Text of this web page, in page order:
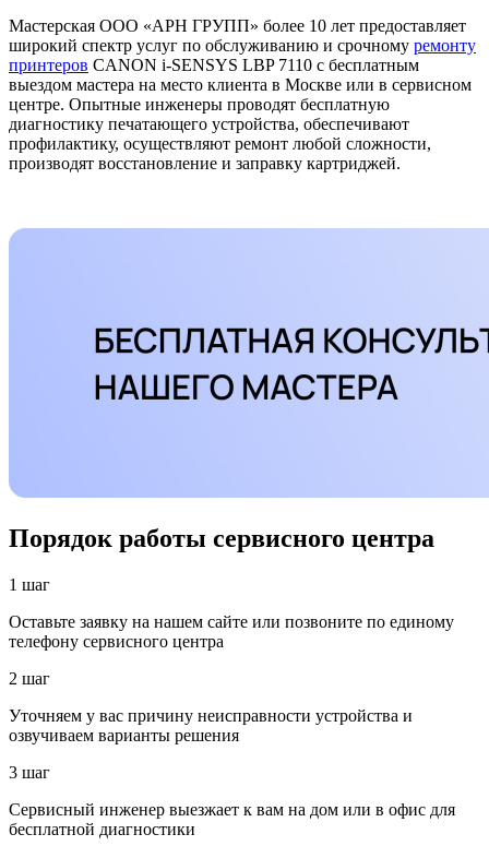
Мастерская ООО «АРН ГРУПП» более 10 лет предоставляет
широкий спектр услуг по обслуживанию и срочному ремонту
принтеров CANON i-SENSYS LBP 7110 с бесплатным
выездом мастера на место клиента в Москве или в сервисном
центре. Опытные инженеры проводят бесплатную
диагностику печатающего устройства, обеспечивают
профилактику, осуществляют ремонт любой сложности,
производят восстановление и заправку картриджей.
Порядок работы сервисного центра
1 шаг
Оставьте заявку на нашем сайте или позвоните по единому
телефону сервисного центра
2 шаг
Уточняем у вас причину неисправности устройства и
озвучиваем варианты решения
3 шаг
Сервисный инженер выезжает к вам на дом или в офис для
бесплатной диагностики